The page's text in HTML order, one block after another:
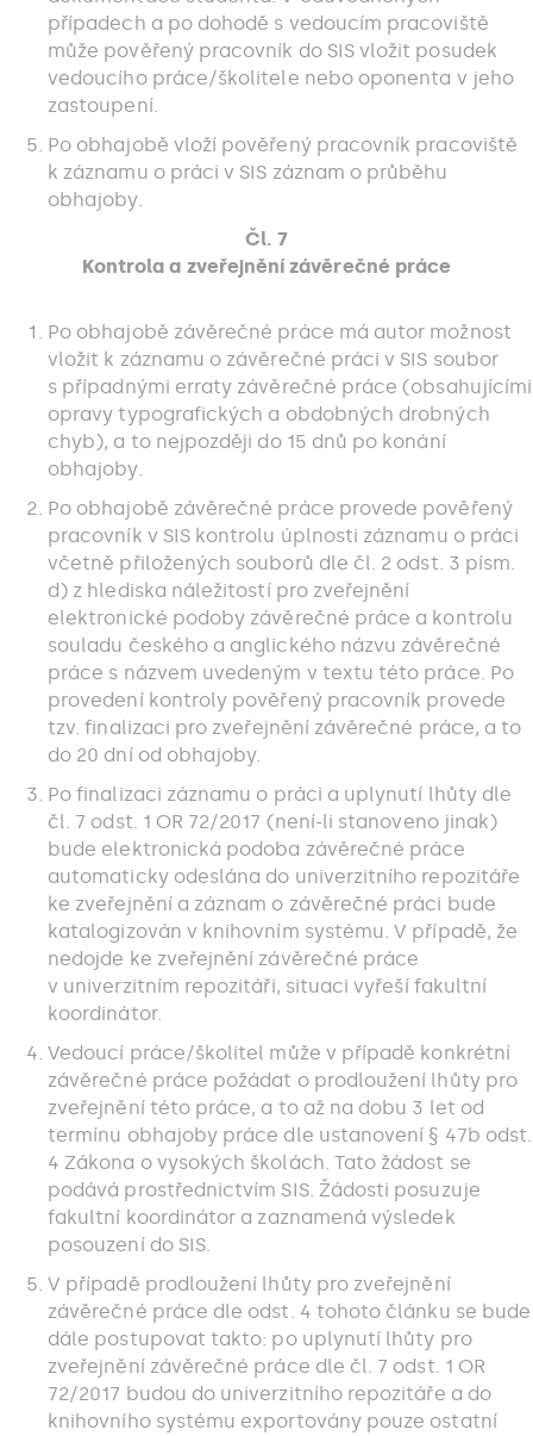
případech a po dohodě s vedoucím pracoviště
může pověřený pracovník do SIS vložit posudek
vedoucího práce/školitele nebo oponenta v jeho
zastoupení.
Po obhajobě vloží pověřený pracovník pracoviště
k záznamu o práci v SIS záznam o průběhu
obhajoby.
Čl. 7
Kontrola a zveřejnění závěrečné práce
Po obhajobě závěrečné práce má autor možnost
vložit k záznamu o závěrečné práci v SIS soubor
s případnými erraty závěrečné práce (obsahujícími
opravy typografických a obdobných drobných
chyb), a to nejpozději do 15 dnů po konání
obhajoby.
Po obhajobě závěrečné práce provede pověřený
pracovník v SIS kontrolu úplnosti záznamu o práci
včetně přiložených souborů dle čl. 2 odst. 3 písm.
d) z hlediska náležitostí pro zveřejnění
elektronické podoby závěrečné práce a kontrolu
souladu českého a anglického názvu závěrečné
práce s názvem uvedeným v textu této práce. Po
provedení kontroly pověřený pracovník provede
tzv. finalizaci pro zveřejnění závěrečné práce, a to
do 20 dní od obhajoby.
Po finalizaci záznamu o práci a uplynutí lhůty dle
čl. 7 odst. 1 OR 72/2017 (není-li stanoveno jinak)
bude elektronická podoba závěrečné práce
automaticky odeslána do univerzitního repozitáře
ke zveřejnění a záznam o závěrečné práci bude
katalogizován v knihovním systému. V případě, že
nedojde ke zveřejnění závěrečné práce
v univerzitním repozitáři, situaci vyřeší fakultní
koordinátor.
Vedoucí práce/školitel může v případě konkrétní
závěrečné práce požádat o prodloužení lhůty pro
zveřejnění této práce, a to až na dobu 3 let od
termínu obhajoby práce dle ustanovení § 47b odst.
4 Zákona o vysokých školách. Tato žádost se
podává prostřednictvím SIS. Žádosti posuzuje
fakultní koordinátor a zaznamená výsledek
posouzení do SIS.
V případě prodloužení lhůty pro zveřejnění
závěrečné práce dle odst. 4 tohoto článku se bude
dále postupovat takto: po uplynutí lhůty pro
zveřejnění závěrečné práce dle čl. 7 odst. 1 OR
72/2017 budou do univerzitního repozitáře a do
knihovního systému exportovány pouze ostatní